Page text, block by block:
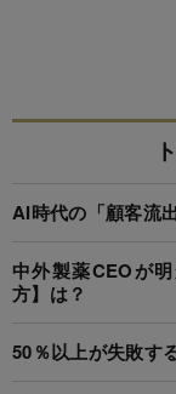
AI時代の「顧客流
中外製薬CEOが
方】は？
50％以上が失敗す